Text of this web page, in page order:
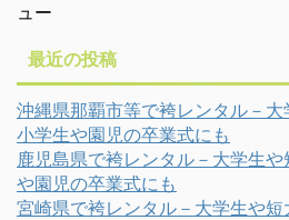
ュー
最近の投稿
沖縄県那覇市等で袴レンタル－大
小学生や園児の卒業式にも
鹿児島県で袴レンタル－大学生
や園児の卒業式にも
宮崎県で袴レンタル－大学生や